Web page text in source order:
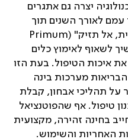
יצרה גם אתגרים
לאורך השנים תוך
אל תזיק" (Primum
לשאוף לאימוץ כלים
איכות הטיפול. בעת הזו
מערכות בינה
על תהליכי אבחון, קבלת
טיפול. אף שהפוטנציאל
בחינה זהירה, מקצועית
האחריות והשימוש.